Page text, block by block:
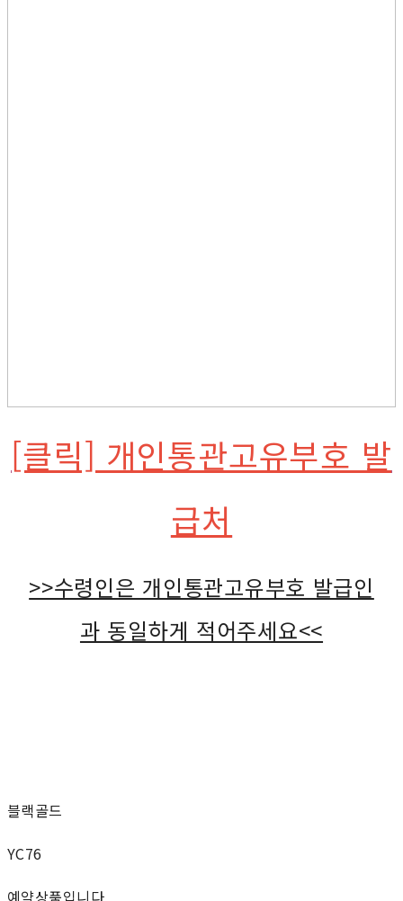
[클릭] 개인통관고유부호 발
급처
>>수령인은 개인통관고유부호 발급인
과 동일하게 적어주세요<<
블랙골드
YC76
예약상품입니다